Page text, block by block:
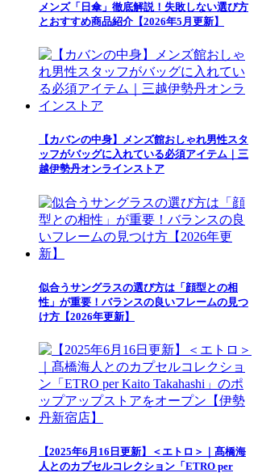
メンズ「日傘」徹底解説！失敗しない選び方
とおすすめ商品紹介【2026年5月更新】
【カバンの中身】メンズ館おしゃれ男性スタ
ッフがバッグに入れている必須アイテム｜三
越伊勢丹オンラインストア
似合うサングラスの選び方は「顔型との相
性」が重要！バランスの良いフレームの見つ
け方【2026年更新】
【2025年6月16日更新】＜エトロ＞｜髙橋海
人とのカプセルコレクション「ETRO per